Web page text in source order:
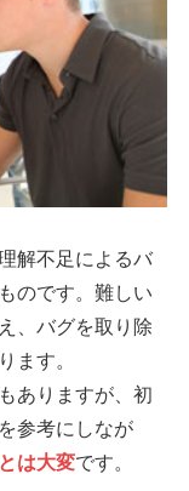
解不足によるバ
のです。難しい
、バグを取り除
ます。
ありますが、初
参考にしなが
は大変です。